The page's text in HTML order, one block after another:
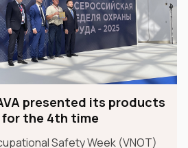
presented its products
for the 4th time
Safety Week (VNOT)